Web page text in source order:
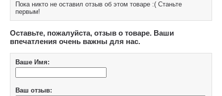
Пока никто не оставил отзыв об этом товаре :( Станьте
первым!
Оставьте, пожалуйста, отзыв о товаре. Ваши
впечатления очень важны для нас.
Ваше Имя:
Ваш отзыв: